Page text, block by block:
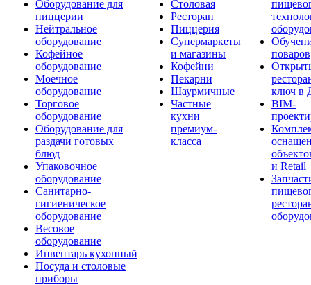
Оборудование для
пиццерии
Нейтральное
оборудование
Кофейное
оборудование
Моечное
оборудование
Торговое
оборудование
Оборудование для
раздачи готовых
блюд
Упаковочное
оборудование
Санитарно-
гигиеническое
оборудование
Весовое
оборудование
Инвентарь кухонный
Посуда и столовые
приборы
Столовая
Ресторан
Пиццерия
Супермаркеты
и магазины
Кофейни
Пекарни
Шаурмичные
Частные
кухни
премиум-
класса
поваров
ключ в
BIM-
и Retail